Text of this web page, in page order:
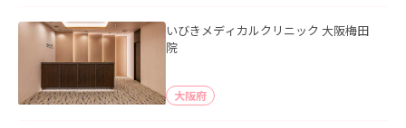
いびきメディカルクリニック 大阪梅田
院
大阪府